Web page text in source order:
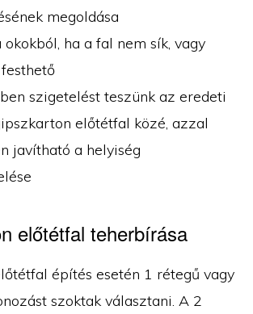
megoldása
okokból, ha a fal nem sík, vagy
szigetelést teszünk az eredeti
előtétfal közé, azzal
javítható a helyiség
előtétfal teherbírása
építés esetén 1 rétegű vagy
szoktak választani. A 2